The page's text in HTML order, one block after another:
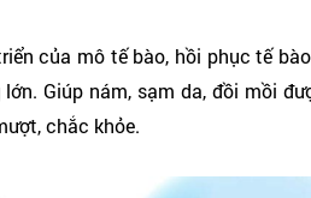
của mô tế bào, hồi phục tế
Giúp nám, sạm da, đồi mồi
chắc khỏe.